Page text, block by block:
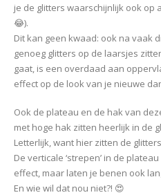
je de glitters waarschijnlijk ook op
😂).
Dit kan geen kwaad: ook na vaak
genoeg glitters op de laarsjes
gaat, is een overdaad aan
effect op de look van je nieuwe
Ook de plateau en de hak van
met hoge hak zitten heerlijk in de
Letterlijk, want hier zitten de
De verticale ‘strepen’ in de
effect, maar laten je benen ook
En wie wil dat nou niet?! 😍